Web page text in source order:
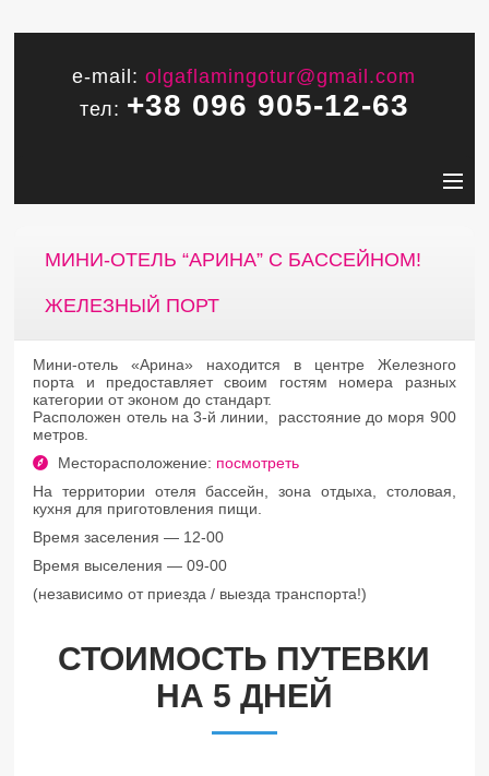
e-mail:olgaflamingotur@gmail.com
тел: +38 096 905-12-63
МИНИ-ОТЕЛЬ “АРИНА” С БАССЕЙНОМ!
ЖЕЛЕЗНЫЙ ПОРТ
Мини-отель «Арина» находится в центре Железного
порта и предоставляет своим гостям номера разных
категории от эконом до стандарт.
Расположен отель на 3-й линии, расстояние до моря 900
метров.
Месторасположение: посмотреть
На территории отеля бассейн, зона отдыха, столовая,
кухня для приготовления пищи.
Время заселения — 12-00
Время выселения — 09-00
(независимо от приезда / выезда транспорта!)
СТОИМОСТЬ ПУТЕВКИ
НА 5 ДНЕЙ